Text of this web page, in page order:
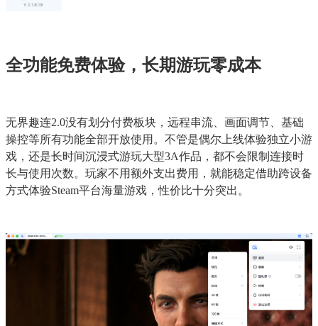
全功能免费体验，长期游玩零成本
无界趣连2.0没有划分付费板块，远程串流、画面调节、基础
操控等所有功能全部开放使用。不管是偶尔上线体验独立小游
戏，还是长时间沉浸式游玩大型3A作品，都不会限制连接时
长与使用次数。玩家不用额外支出费用，就能稳定借助跨设备
方式体验Steam平台海量游戏，性价比十分突出。